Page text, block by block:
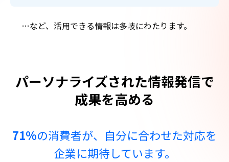
…など、活用できる情報は多岐にわたります。
パーソナライズされた情報発信で
成果を高める
71%の消費者が、自分に合わせた対応を
企業に期待しています。